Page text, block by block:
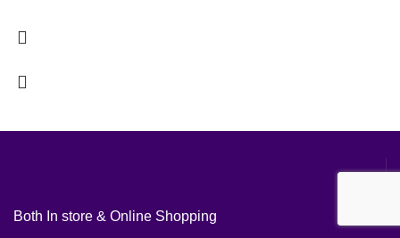
Both In store & Online Shopping